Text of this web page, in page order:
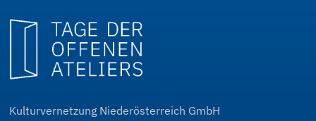
Kulturvernetzung Niederösterreich GmbH